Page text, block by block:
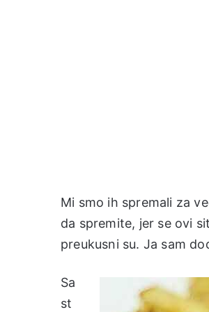
Mi smo ih spremali za
da spremite, jer se ovi
preukusni su. Ja sam
Sa
st